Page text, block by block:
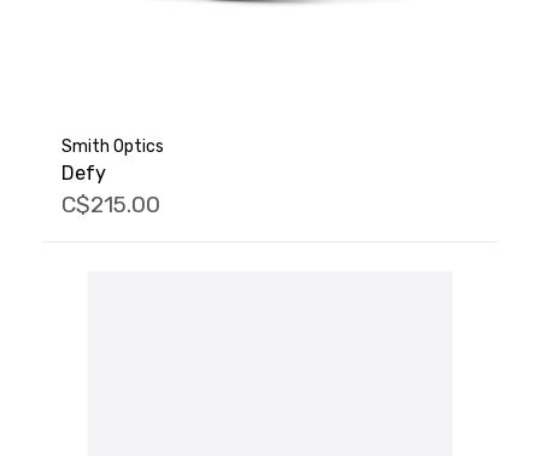
Smith Optics
Defy
C$215.00